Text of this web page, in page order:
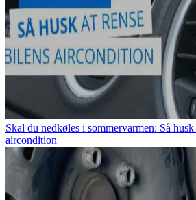
Skal du nedkøles i sommervarmen: Så
aircondition